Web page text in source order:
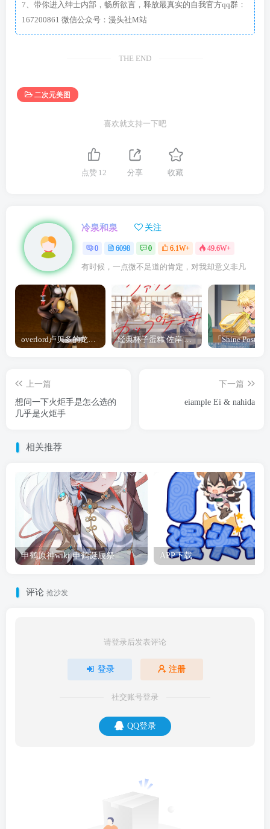
7、带你进入绅士内部，畅所欲言，释放最真实的自我官方qq群：
167200861 微信公众号：漫头社M站
THE END
二次元美图
喜欢就支持一下吧
点赞 12 分享 收藏
冷泉和泉 关注
0 6098 0 6.1W+ 49.6W+
有时候，一点微不足道的肯定，对我却意义非凡
overlord卢贝多的龙王谁厉害 「Overlord」露普斯蕾琪娜·贝塔手办开订 经典杯子蛋糕 佐岸 漫画「经典杯子蛋糕」宣布真人日剧化
上一篇
想问一下火炬手是怎么选的
几乎是火炬手
下一篇
eiample Ei & nahida
相关推荐
申鹤原神wiki 申鹤诞辰祭 APP下载
评论 抢沙发
请登录后发表评论
登录 注册
社交账号登录
QQ登录